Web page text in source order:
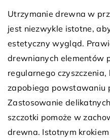
Utrzymanie drewna w
jest niezwykle istotne,
estetyczny wygląd.
drewnianych elementów
regularnego
zapobiega powstawaniu
Zastosowanie
szczotki pomoże w
drewna. Istotnym